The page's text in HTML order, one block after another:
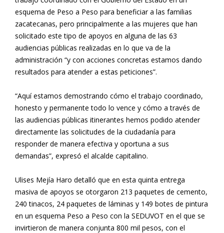
esquema de Peso a Peso para beneficiar a las familias
zacatecanas, pero principalmente a las mujeres que han
solicitado este tipo de apoyos en alguna de las 63
audiencias públicas realizadas en lo que va de la
administración “y con acciones concretas estamos dando
resultados para atender a estas peticiones”.
“Aquí estamos demostrando cómo el trabajo coordinado,
honesto y permanente todo lo vence y cómo a través de
las audiencias públicas itinerantes hemos podido atender
directamente las solicitudes de la ciudadanía para
responder de manera efectiva y oportuna a sus
demandas”, expresó el alcalde capitalino.
Ulises Mejía Haro detalló que en esta quinta entrega
masiva de apoyos se otorgaron 213 paquetes de cemento,
240 tinacos, 24 paquetes de láminas y 149 botes de pintura
en un esquema Peso a Peso con la SEDUVOT en el que se
invirtieron de manera conjunta 800 mil pesos, con el